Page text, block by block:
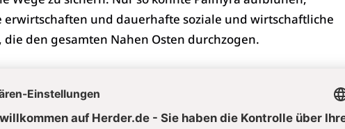
erwirtschaften und dauerhafte soziale und wirtschaftliche
den gesamten Nahen Osten durchzogen.
erklärt den Römern den Krieg